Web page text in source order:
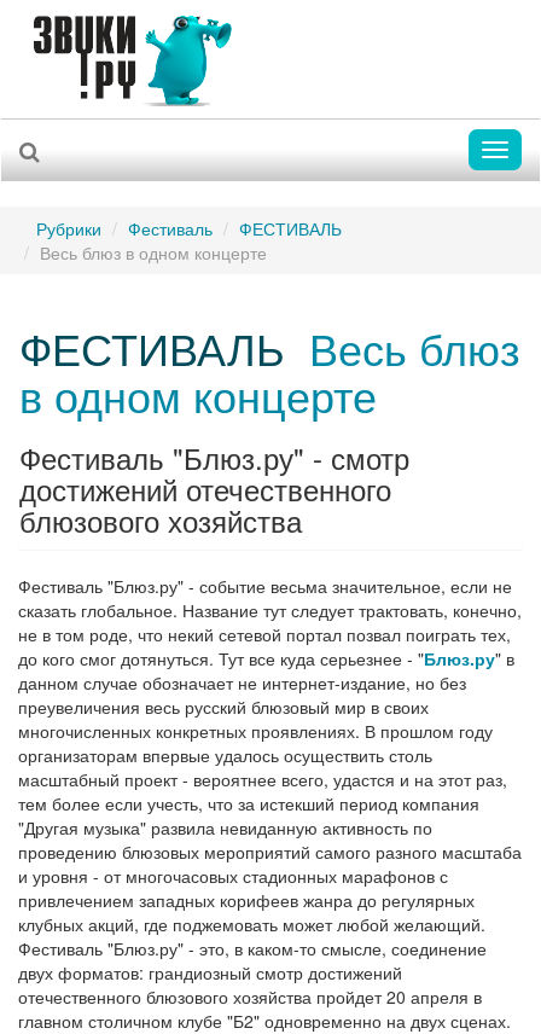
Рубрики Фестиваль
ФЕСТИВАЛЬ
Весь блюз в одном концерте
ФЕСТИВАЛЬ Весь блюз
в одном концерте
Фестиваль "Блюз.ру" - смотр
достижений отечественного
блюзового хозяйства
Фестиваль "Блюз.ру" - событие весьма значительное, если не
сказать глобальное. Название тут следует трактовать, конечно,
не в том роде, что некий сетевой портал позвал поиграть тех,
до кого смог дотянуться. Тут все куда серьезнее - "Блюз.ру" в
данном случае обозначает не интернет-издание, но без
преувеличения весь русский блюзовый мир в своих
многочисленных конкретных проявлениях. В прошлом году
организаторам впервые удалось осуществить столь
масштабный проект - вероятнее всего, удастся и на этот раз,
тем более если учесть, что за истекший период компания
"Другая музыка" развила невиданную активность по
проведению блюзовых мероприятий самого разного масштаба
и уровня - от многочасовых стадионных марафонов с
привлечением западных корифеев жанра до регулярных
клубных акций, где поджемовать может любой желающий.
Фестиваль "Блюз.ру" - это, в каком-то смысле, соединение
двух форматов: грандиозный смотр достижений
отечественного блюзового хозяйства пройдет 20 апреля в
главном столичном клубе "Б2" одновременно на двух сценах.